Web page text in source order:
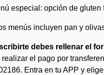
especial: opción de gluten
menús incluyen pan y
debes rellenar el
realizar el pago por
Entra en tu APP y